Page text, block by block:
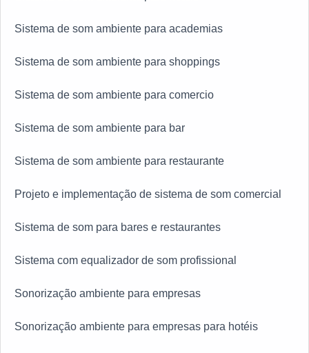
Sistema de som ambiente para academias
Sistema de som ambiente para shoppings
Sistema de som ambiente para comercio
Sistema de som ambiente para bar
Sistema de som ambiente para restaurante
Projeto e implementação de sistema de som comercial
Sistema de som para bares e restaurantes
Sistema com equalizador de som profissional
Sonorização ambiente para empresas
Sonorização ambiente para empresas para hotéis